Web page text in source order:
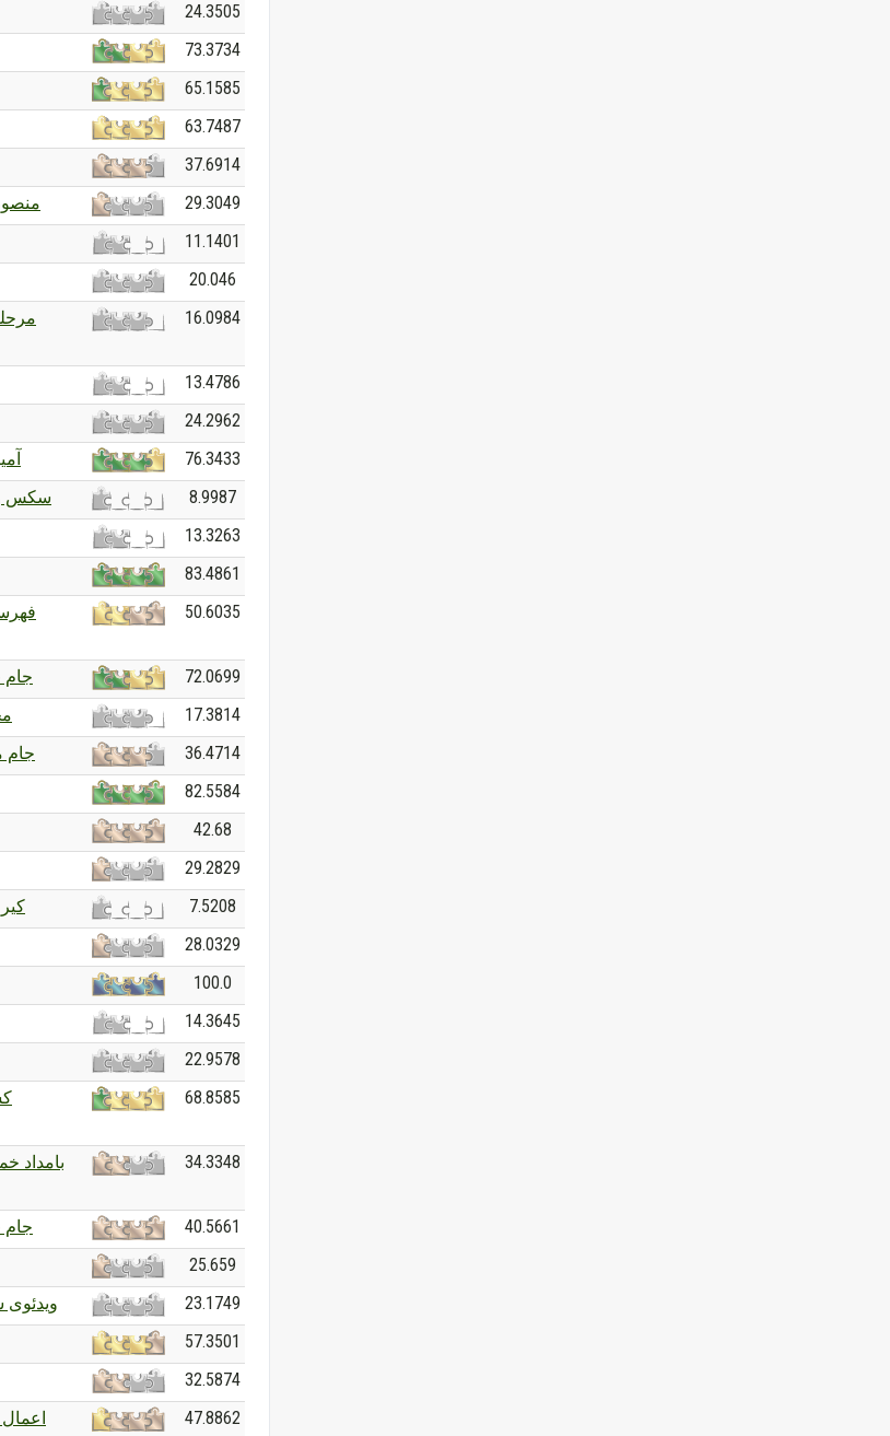
24.3505
73.3734
65.1585
63.7487
37.6914
29.3049
11.1401
20.046
16.0984
13.4786
24.2962
76.3433
سکس و
8.9987
13.3263
83.4861
50.6035
جام
72.0699
17.3814
جام
36.4714
82.5584
42.68
29.2829
7.5208
28.0329
100.0
14.3645
22.9578
68.8585
بامداد
34.3348
جام
40.5661
25.659
23.1749
57.3501
32.5874
47.8862